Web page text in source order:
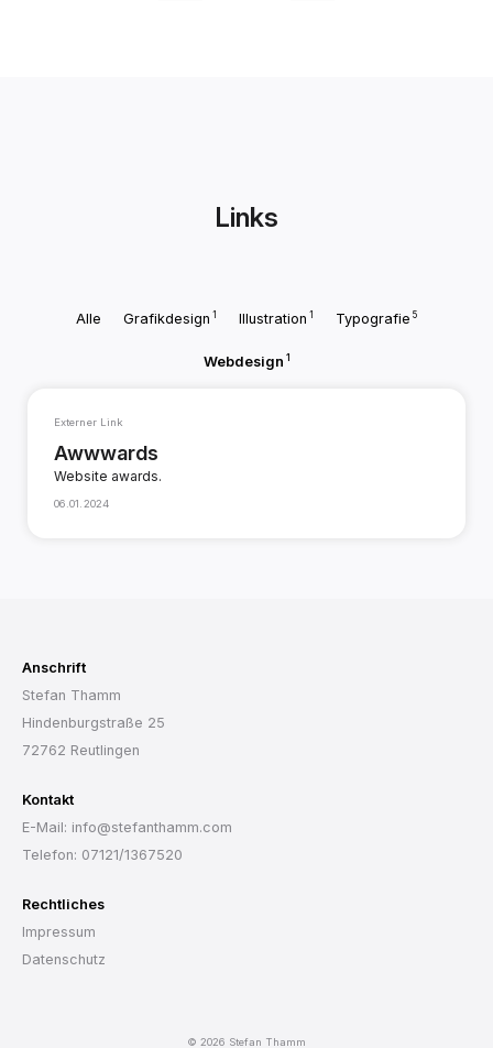
Links
Alle Grafikdesign 1 Illustration 1 Typografie 5
Webdesign 1
Externer Link
Awwwards
Website awards.
06.01.2024
Anschrift
Stefan Thamm
Hindenburgstraße 25
72762 Reutlingen
Kontakt
E-Mail: info@stefanthamm.com
Telefon: 07121/1367520
Rechtliches
Impressum
Datenschutz
© 2026 Stefan Thamm